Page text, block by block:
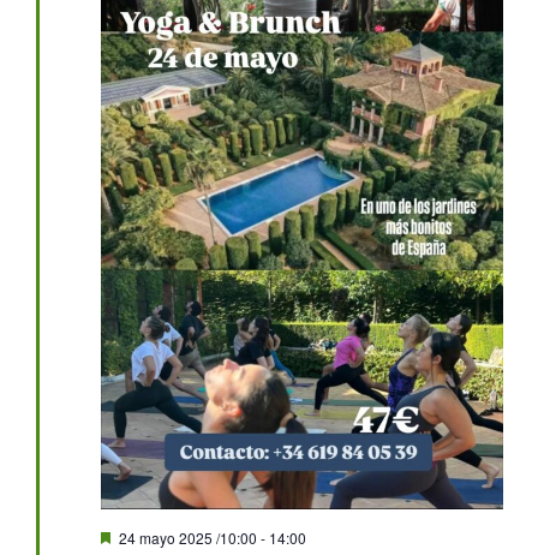
Destacado
24 mayo 2025 /10:00 - 14:00